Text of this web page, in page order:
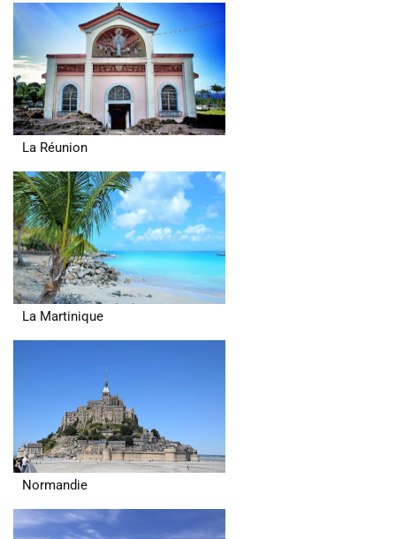
La Réunion
La Martinique
Normandie